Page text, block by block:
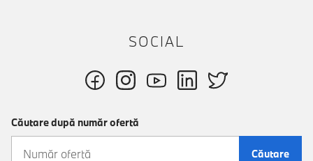
SOCIAL
Căutare după număr ofertă
Căutare